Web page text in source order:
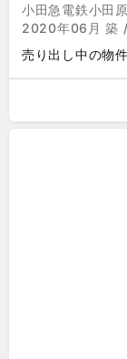
小田急電鉄小田
2020年06月 築
売り出し中の物